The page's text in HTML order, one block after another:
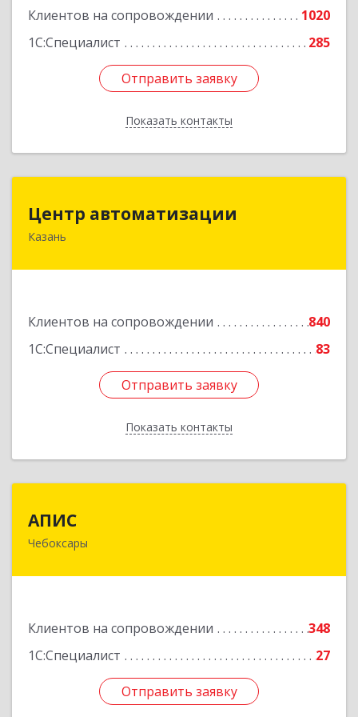
Клиентов на сопровождении
1020
1С:Специалист
285
Отправить заявку
Показать контакты
Отправить заявку
Назад
Центр автоматизации
Казань
Клиентов на сопровождении
840
1С:Специалист
83
Отправить заявку
Показать контакты
420133, Татарстан Респ, Казань г, Ямашева пр-
Отправить заявку
Назад
АПИС
Чебоксары
Клиентов на сопровождении
348
1С:Специалист
27
Отправить заявку
428001, Чувашская Республика - Чувашия,
Подробнее
Отправить заявку